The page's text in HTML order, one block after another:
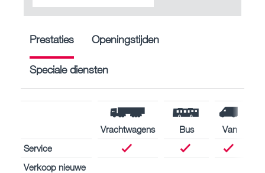
Prestaties Openingstijden
Speciale diensten
Vrachtwagens Bus
Van
Service
Verkoop nieuwe